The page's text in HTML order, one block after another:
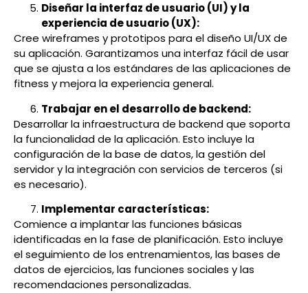
Diseñar la interfaz de usuario (UI) y la
experiencia de usuario (UX):
Cree wireframes y prototipos para el diseño UI/UX de
su aplicación. Garantizamos una interfaz fácil de usar
que se ajusta a los estándares de las aplicaciones de
fitness y mejora la experiencia general.
Trabajar en el desarrollo de backend:
Desarrollar la infraestructura de backend que soporta
la funcionalidad de la aplicación. Esto incluye la
configuración de la base de datos, la gestión del
servidor y la integración con servicios de terceros (si
es necesario).
Implementar características:
Comience a implantar las funciones básicas
identificadas en la fase de planificación. Esto incluye
el seguimiento de los entrenamientos, las bases de
datos de ejercicios, las funciones sociales y las
recomendaciones personalizadas.